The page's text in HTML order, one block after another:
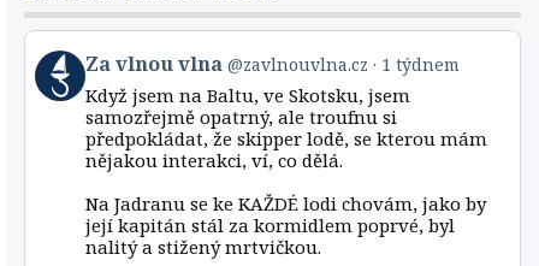
View
post
by
Bluesky
Za vlnou vlna @zavlnouvlna.cz 1 týdnem
Když jsem na Baltu, ve Skotsku, jsem
samozřejmě opatrný, ale troufnu si
předpokládat, že skipper lodě, se kterou mám
nějakou interakci, ví, co dělá.
Na Jadranu se ke KAŽDÉ lodi chovám, jako by
její kapitán stál za kormidlem poprvé, byl
nalitý a stižený mrtvičkou.